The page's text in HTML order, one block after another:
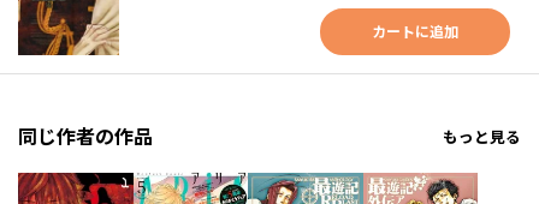
カートに追加
同じ作者の作品 もっと見る